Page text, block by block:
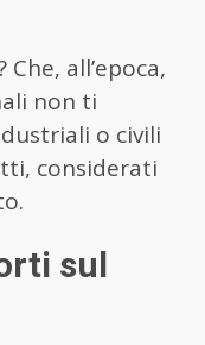
all’epoca,
non ti
o civili
considerati
sul